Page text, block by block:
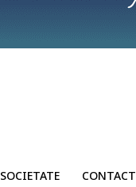
SOCIETATE CONTACT